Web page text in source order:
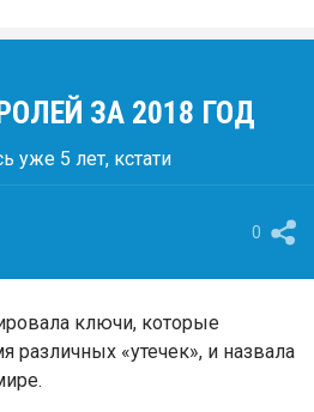
ЗА 2018 ГОД
уже 5 лет, кстати
0
ключи, которые
различных «утечек», и назвала